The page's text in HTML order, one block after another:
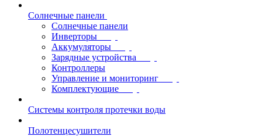
Солнечные панели
Солнечные панели
Инверторы
Аккумуляторы
Зарядные устройства
Контроллеры
Управление и мониторинг
Комплектующие
Системы контроля протечки воды
Полотенцесушители